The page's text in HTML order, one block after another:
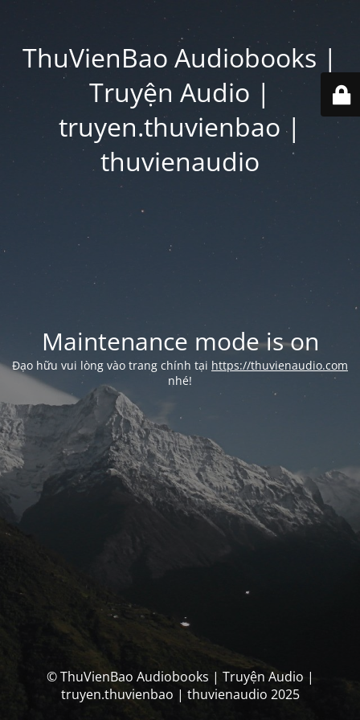
ThuVienBao Audiobooks |
Truyện Audio |
truyen.thuvienbao |
thuvienaudio
Maintenance mode is on
Đạo hữu vui lòng vào trang chính tại https://thuvienaudio.com
nhé!
© ThuVienBao Audiobooks | Truyện Audio |
truyen.thuvienbao | thuvienaudio 2025